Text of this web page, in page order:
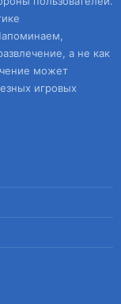
а не как
может
игровых